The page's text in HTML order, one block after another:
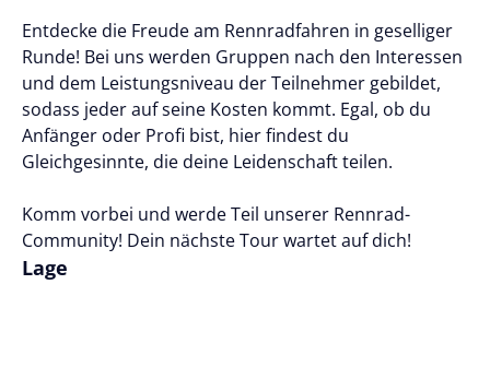
Entdecke die Freude am Rennradfahren in geselliger
Runde! Bei uns werden Gruppen nach den Interessen
und dem Leistungsniveau der Teilnehmer gebildet,
sodass jeder auf seine Kosten kommt. Egal, ob du
Anfänger oder Profi bist, hier findest du
Gleichgesinnte, die deine Leidenschaft teilen.
Komm vorbei und werde Teil unserer Rennrad-
Community! Dein nächste Tour wartet auf dich!
Lage